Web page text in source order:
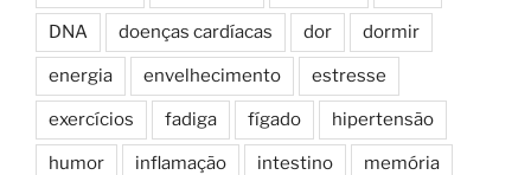
DNA doenças cardíacas dor dormir
energia envelhecimento estresse
exercícios fadiga fígado hipertensão
humor inflamação intestino memória